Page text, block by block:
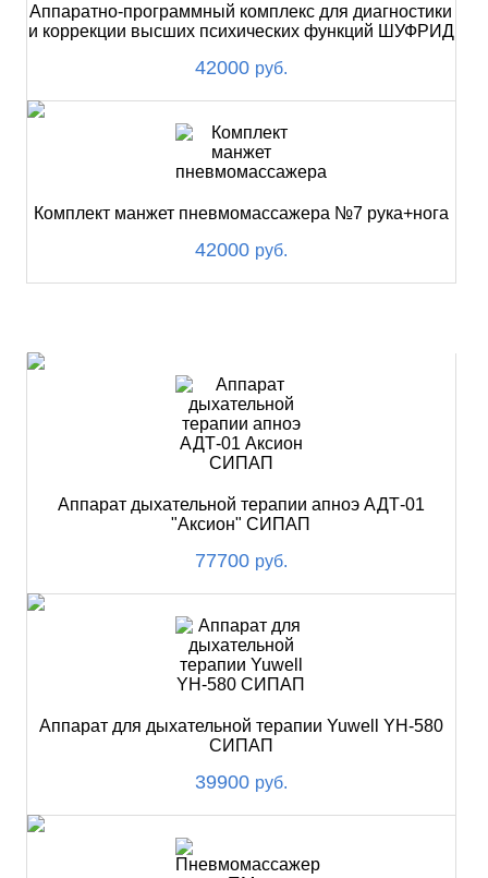
Аппаратно-программный комплекс для диагностики
и коррекции высших психических функций ШУФРИД
42000 руб.
Комплект манжет пневмомассажера №7 рука+нога
42000 руб.
Аппарат дыхательной терапии апноэ АДТ-01
"Аксион" СИПАП
77700 руб.
Аппарат для дыхательной терапии Yuwell YH-580
СИПАП
39900 руб.